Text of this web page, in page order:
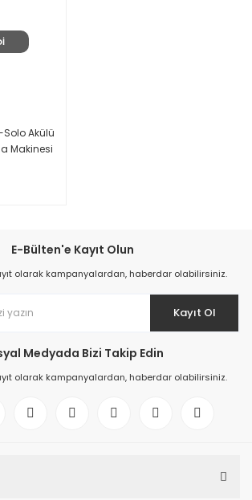
Solo Akülü
Makinesi
E-Bülten'e Kayıt Olun
olarak kampanyalardan, haberdar olabilirsiniz.
Kayıt Ol
Medyada Bizi Takip Edin
olarak kampanyalardan, haberdar olabilirsiniz.